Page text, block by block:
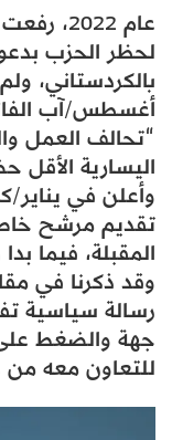
عام
لحظر الحزب
بالكردستاني،
أغسطس/آب
“تحالف العمل
اليسارية الأقل
وأعلن في يناير/
تقديم مرشح خاص
المقبلة، فيما
وقد ذكرنا في
رسالة سياسية
جهة والضغط
للتعاون معه من